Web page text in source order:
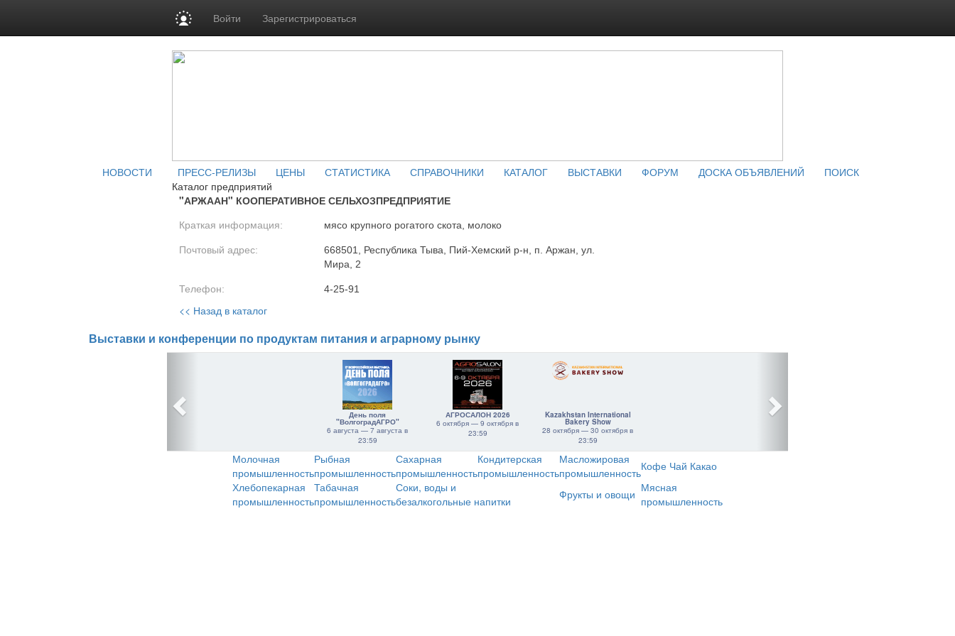
Войти Зарегистрироваться
НОВОСТИ ПРЕСС-РЕЛИЗЫ ЦЕНЫ СТАТИСТИКА СПРАВОЧНИКИ КАТАЛОГ ВЫСТАВКИ ФОРУМ ДОСКА ОБЪЯВЛЕНИЙ
ПОИСК
Каталог предприятий
"АРЖААН" КООПЕРАТИВНОЕ СЕЛЬХОЗПРЕДПРИЯТИЕ
Краткая информация: мясо крупного рогатого скота, молоко
Почтовый адрес:
668501, Республика Тыва, Пий-Хемский р-н, п. Аржан, ул.
Мира, 2
Телефон: 4-25-91
<< Назад в каталог
Выставки и конференции по продуктам питания и аграрному рынку
День поля
"ВолгоградАГРО"
6 августа — 7 августа в
23:59
АГРОСАЛОН 2026
6 октября — 9 октября в
23:59
Kazakhstan International
Bakery Show
28 октября — 30 октября в
23:59
Молочная
промышленность
Рыбная
промышленность
Сахарная
промышленность
Кондитерская
промышленность
Масложировая
промышленностьКофе Чай Какао
Хлебопекарная
промышленность
Табачная
промышленность
Соки, воды и
безалкогольные напитки
Фрукты и овощи Мясная
промышленность